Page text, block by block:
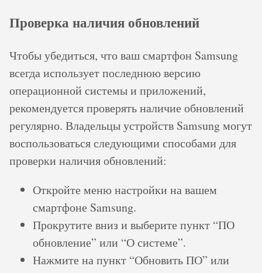
Проверка наличия обновлений
Чтобы убедиться, что ваш смартфон Samsung
всегда использует последнюю версию
операционной системы и приложений,
рекомендуется проверять наличие обновлений
регулярно. Владельцы устройств Samsung могут
воспользоваться следующими способами для
проверки наличия обновлений:
Откройте меню настройки на вашем
смартфоне Samsung.
Прокрутите вниз и выберите пункт “ПО
обновление” или “О системе”.
Нажмите на пункт “Обновить ПО” или